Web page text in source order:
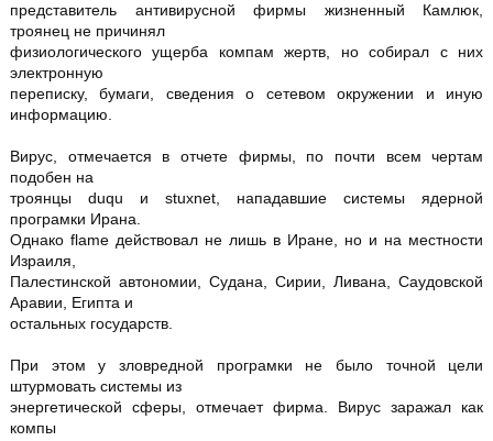
представитель антивирусной фирмы жизненный Камлюк,
троянец не причинял
физиологического ущерба компам жертв, но собирал с них
электронную
переписку, бумаги, сведения о сетевом окружении и иную
информацию.
Вирус, отмечается в отчете фирмы, по почти всем чертам
подобен на
троянцы duqu и stuxnet, нападавшие системы ядерной
програмки Ирана.
Однако flame действовал не лишь в Иране, но и на местности
Израиля,
Палестинской автономии, Судана, Сирии, Ливана, Саудовской
Аравии, Египта и
остальных государств.
При этом у зловредной програмки не было точной цели
штурмовать системы из
энергетической сферы, отмечает фирма. Вирус заражал как
компы